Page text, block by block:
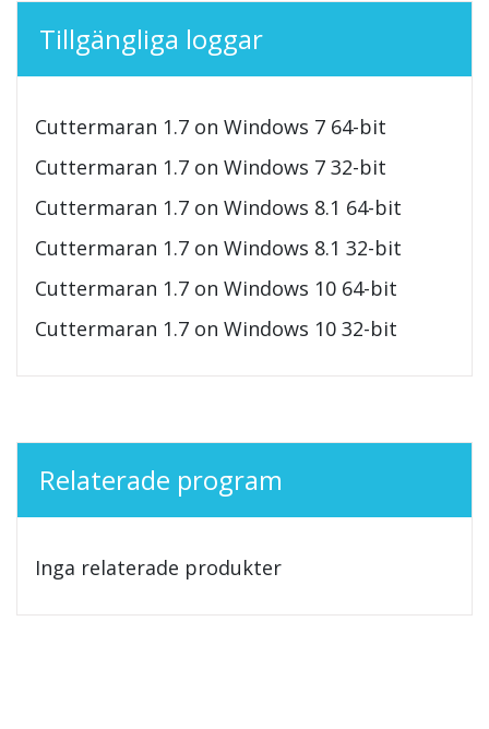
Tillgängliga loggar
Cuttermaran 1.7 on Windows 7 64-bit
Cuttermaran 1.7 on Windows 7 32-bit
Cuttermaran 1.7 on Windows 8.1 64-bit
Cuttermaran 1.7 on Windows 8.1 32-bit
Cuttermaran 1.7 on Windows 10 64-bit
Cuttermaran 1.7 on Windows 10 32-bit
Relaterade program
Inga relaterade produkter